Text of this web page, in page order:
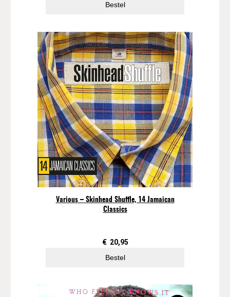
Bestel
Various – Skinhead Shuffle, 14 Jamaican
Classics
€ 20,95
Bestel